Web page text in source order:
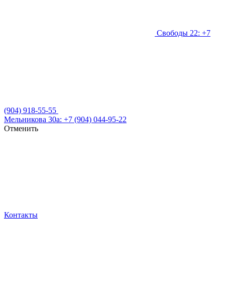
Свободы 22: +7
(904) 918-55-55
Мельникова 30а: +7 (904) 044-95-22
Отменить
Контакты